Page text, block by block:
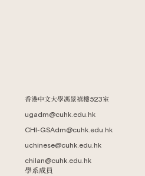
香港中文大學馮景禧樓523室
ugadm@cuhk.edu.hk
CHI-GSAdm@cuhk.edu.hk
uchinese@cuhk.edu.hk
chilan@cuhk.edu.hk
學系成員